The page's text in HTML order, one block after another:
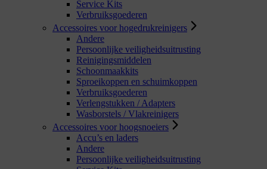
Service Kits
Verbruiksgoederen
Accessoires voor hogedrukreinigers
Andere
Persoonlijke veiligheidsuitrusting
Reinigingsmiddelen
Schoonmaakkits
Sproeikoppen en schuimkoppen
Verbruiksgoederen
Verlengstukken / Adapters
Wasborstels / Vlakreinigers
Accessoires voor hoogsnoeiers
Accu’s en laders
Andere
Persoonlijke veiligheidsuitrusting